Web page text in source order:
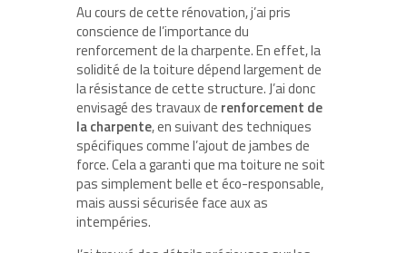
Au cours de cette rénovation, j’ai pris
conscience de l’importance du
renforcement de la charpente. En effet, la
solidité de la toiture dépend largement de
la résistance de cette structure. J’ai donc
envisagé des travaux de renforcement de
la charpente, en suivant des techniques
spécifiques comme l’ajout de jambes de
force. Cela a garanti que ma toiture ne soit
pas simplement belle et éco-responsable,
mais aussi sécurisée face aux as
intempéries.